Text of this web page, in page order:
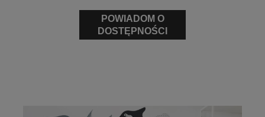
POWIADOM O
DOSTĘPNOŚCI